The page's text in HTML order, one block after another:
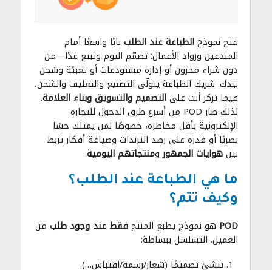
فتح نموذجالطباعة عند الطلب بابًا واسعًا أمام
المبدعين ورواد الأعمال: تصمّم اليوم وتبيع غدًا—من
دون شراء مخزون أو إدارة مستودعات أو تعبئة وشحن
بيدك. شريك الطباعة يتولّى التصنيع والتغليف والشحن،
فيما تركز أنت علىالتصميم والتسويق وبناء العلامة.
لذلك صار POD من أسرع طرق الدخول للتجارة
الإلكترونية بأقل مخاطرة، خصوصًا لمن يمتلك حسًا
بصريًا أو قدرة على رصد الترندات وصياغة أفكار تربط
بينهوايات الجمهورومنتجاتهم اليومية.
ما هي الطباعة عند الطلب؟
وكيف تتم؟
POD هو نموذج يطبع المنتجفقط عند وجود طلب من
العميل. التسلسل ببساطة:
تنشئ تصميمًا (شعار/رسمة/اقتباس…).